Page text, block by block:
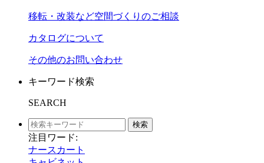
移転・改装など空間づくりのご相談
カタログについて
その他のお問い合わせ
キーワード検索
SEARCH
検索
注目ワード:
ナースカート